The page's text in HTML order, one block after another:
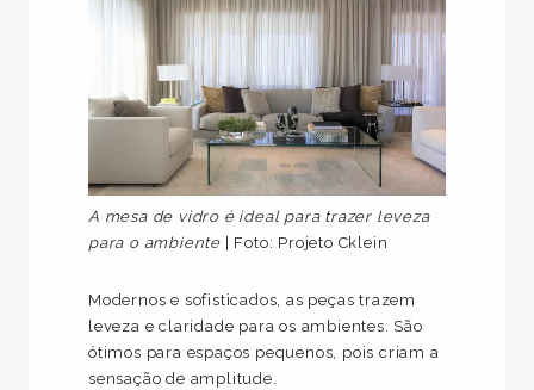
A mesa de vidro é ideal para trazer leveza
para o ambiente | Foto: Projeto Cklein
Modernos e sofisticados, as peças trazem
leveza e claridade para os ambientes. São
ótimos para espaços pequenos, pois criam a
sensação de amplitude.